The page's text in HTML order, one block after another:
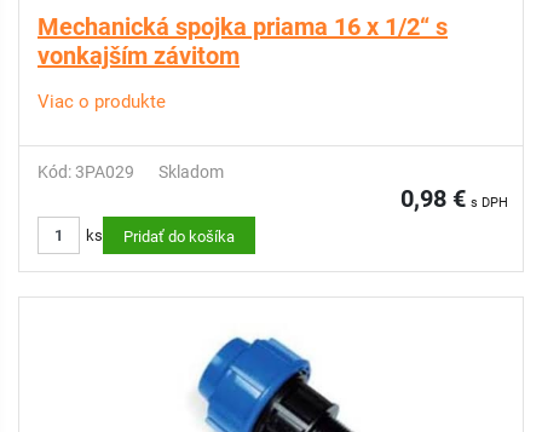
Mechanická spojka priama 16 x 1/2“ s
vonkajším závitom
Viac o produkte
Kód: 3PA029 Skladom
0,98 € s DPH
ks Pridať do košíka